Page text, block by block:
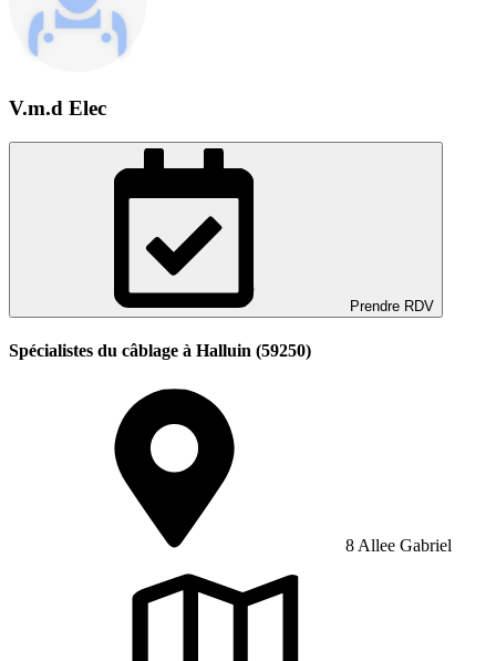
V.m.d Elec
Prendre RDV
Spécialistes du câblage à Halluin (59250)
8 Allee Gabriel